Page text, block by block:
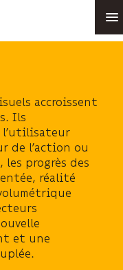
accroissent
Ils
l’utilisateur
de l’action ou
les progrès des
réalité
et une